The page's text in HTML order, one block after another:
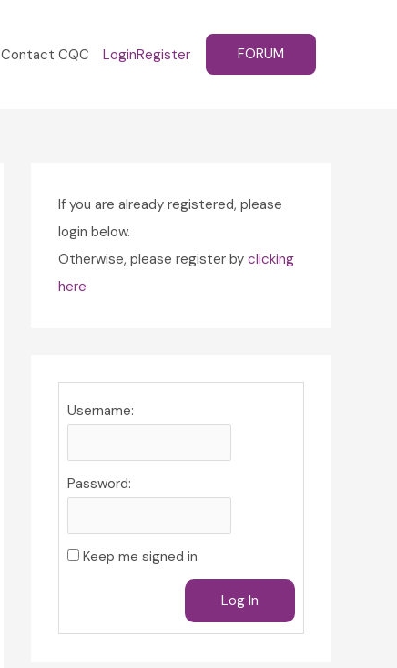
Contact CQC LoginRegister FORUM
If you are already registered, please
login below.
Otherwise, please register by clicking
here
Username:
Password:
Keep me signed in
Log In